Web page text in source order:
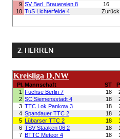
2. HERREN